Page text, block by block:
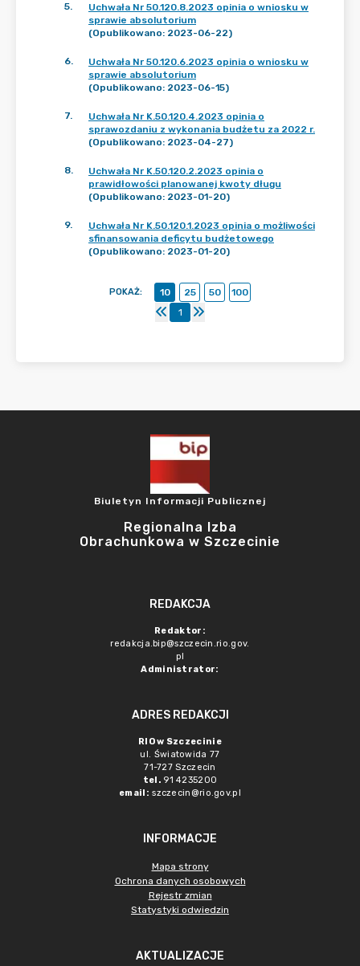
5.
Uchwała Nr 50.120.8.2023 opinia o wniosku w
sprawie absolutorium
(Opublikowano: 2023-06-22)
6.
Uchwała Nr 50.120.6.2023 opinia o wniosku w
sprawie absolutorium
(Opublikowano: 2023-06-15)
7.
Uchwała Nr K.50.120.4.2023 opinia o
sprawozdaniu z wykonania budżetu za 2022 r.
(Opublikowano: 2023-04-27)
8.
Uchwała Nr K.50.120.2.2023 opinia o
prawidłowości planowanej kwoty długu
(Opublikowano: 2023-01-20)
9.
Uchwała Nr K.50.120.1.2023 opinia o możliwości
sfinansowania deficytu budżetowego
(Opublikowano: 2023-01-20)
POKAŻ: 10 25 50
100
1
Biuletyn Informacji Publicznej
Regionalna Izba
Obrachunkowa w Szczecinie
REDAKCJA
Redaktor:
redakcja.bip@szczecin.rio.gov.
pl
Administrator:
ADRES REDAKCJI
RIO w Szczecinie
ul. Światowida 77
71-727 Szczecin
tel. 91 4235200
email: szczecin@rio.gov.pl
INFORMACJE
Mapa strony
Ochrona danych osobowych
Rejestr zmian
Statystyki odwiedzin
AKTUALIZACJE